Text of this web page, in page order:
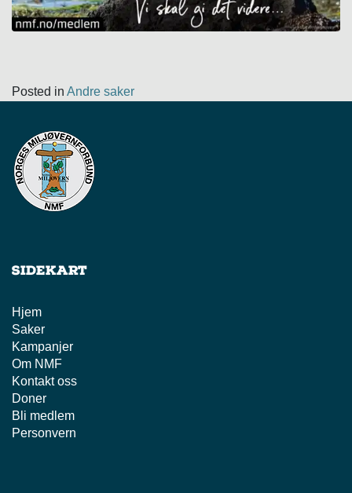
Posted in Andre saker
Sidekart
Hjem
Saker
Kampanjer
Om NMF
Kontakt oss
Doner
Bli medlem
Personvern